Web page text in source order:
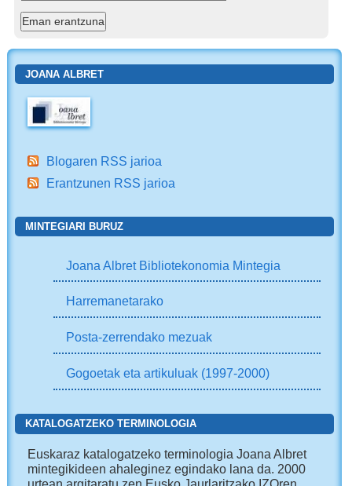
JOANA ALBRET
Blogaren RSS jarioa
Erantzunen RSS jarioa
MINTEGIARI BURUZ
Joana Albret Bibliotekonomia Mintegia
Harremanetarako
Posta-zerrendako mezuak
Gogoetak eta artikuluak (1997-2000)
KATALOGATZEKO TERMINOLOGIA
Euskaraz katalogatzeko terminologia Joana Albret
mintegikideen ahaleginez egindako lana da. 2000